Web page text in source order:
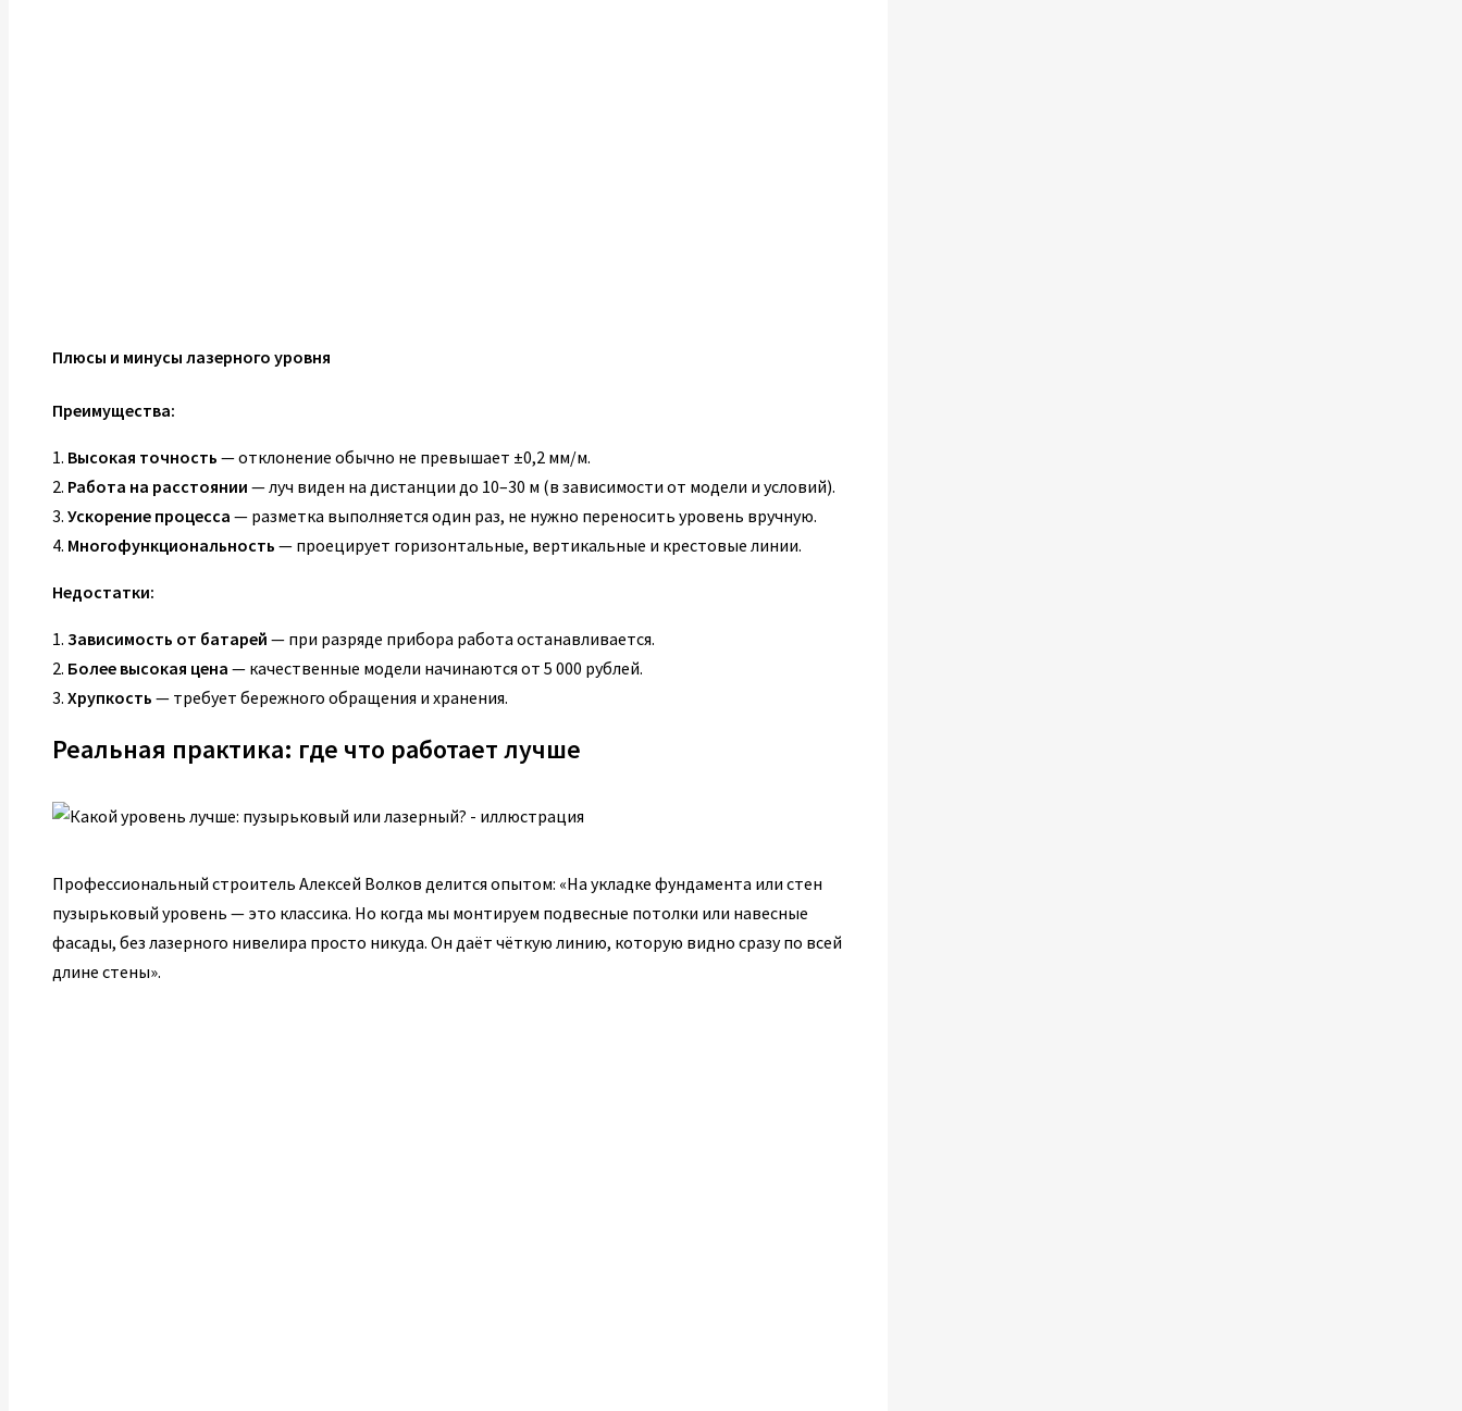
Плюсы и минусы лазерного уровня
Преимущества:
1. Высокая точность — отклонение обычно не превышает ±0,2 мм/м.
2. Работа на расстоянии — луч виден на дистанции до 10–30 м (в зависимости от модели и условий).
3. Ускорение процесса — разметка выполняется один раз, не нужно переносить уровень вручную.
4. Многофункциональность — проецирует горизонтальные, вертикальные и крестовые линии.
Недостатки:
1. Зависимость от батарей — при разряде прибора работа останавливается.
2. Более высокая цена — качественные модели начинаются от 5 000 рублей.
3. Хрупкость — требует бережного обращения и хранения.
Реальная практика: где что работает лучше
Профессиональный строитель Алексей Волков делится опытом: «На укладке фундамента или стен
пузырьковый уровень — это классика. Но когда мы монтируем подвесные потолки или навесные
фасады, без лазерного нивелира просто никуда. Он даёт чёткую линию, которую видно сразу по всей
длине стены».